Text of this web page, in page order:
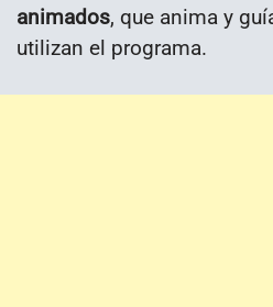
animados, que anima y
utilizan el programa.